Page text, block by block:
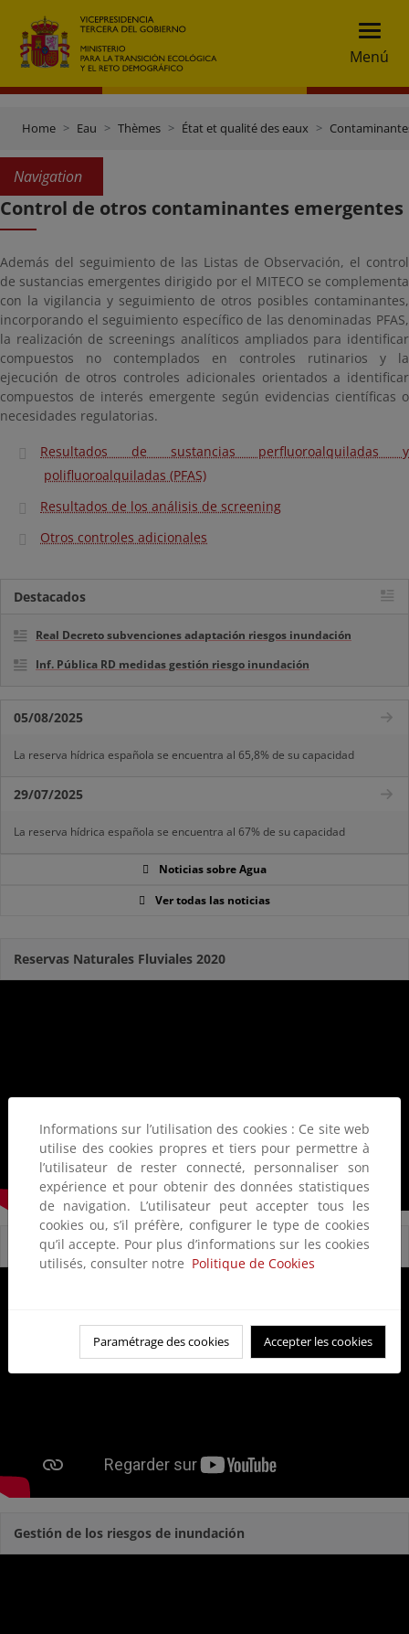
Menú
Home Eau Thèmes État et qualité des eaux
Navigation
Control de otros contaminantes emergentes
Además del seguimiento de las Listas de Observación, el control
de sustancias emergentes dirigido por el MITECO se complementa
con la vigilancia y seguimiento de otros posibles contaminantes,
incorporando el seguimiento específico de las denominadas PFAS,
la realización de screenings analíticos ampliados para identificar
compuestos no contemplados en controles rutinarios y la
ejecución de otros controles adicionales orientados a identificar
compuestos de interés emergente según evidencias científicas o
necesidades regulatorias.
Resultados de sustancias perfluoroalquiladas y
polifluoroalquiladas (PFAS)
Resultados de los análisis de screening
Otros controles adicionales
Destacados
Real Decreto subvenciones adaptación riesgos inundación
Inf. Pública RD medidas gestión riesgo inundación
05/08/2025
La reserva hídrica española se encuentra al 65,8% de su capacidad
29/07/2025
La reserva hídrica española se encuentra al 67% de su capacidad
Noticias sobre Agua
Ver todas las noticias
Reservas Naturales Fluviales 2020
Reservas Naturales Fluviales
Gestión de los riesgos de inundación
Informations sur l’utilisation des cookies : Ce site web
utilise des cookies propres et tiers pour permettre à
l’utilisateur de rester connecté, personnaliser son
expérience et pour obtenir des données statistiques
de navigation. L’utilisateur peut accepter tous les
cookies ou, s’il préfère, configurer le type de cookies
qu’il accepte. Pour plus d’informations sur les cookies
utilisés, consulter notre Politique de Cookies
Paramétrage des cookies Accepter les cookies